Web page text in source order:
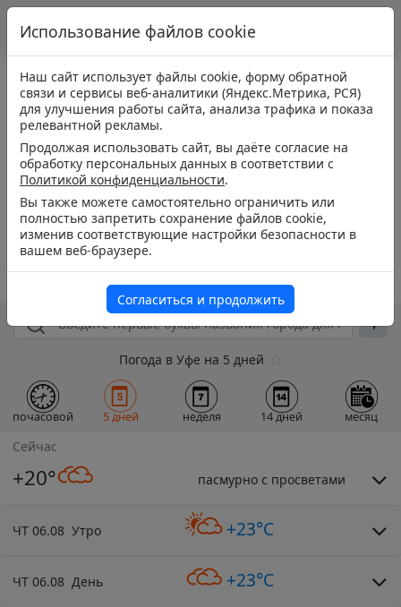
Погода в Уфе на 5 дней
почасовой 5 дней неделя 14 дней месяц
Сейчас
+20° пасмурно с просветами
ЧТ 06.08 Утро +23°C
ЧТ 06.08 День +23°C
Использование файлов cookie
Наш сайт использует файлы cookie, форму обратной
связи и сервисы веб-аналитики (Яндекс.Метрика, РСЯ)
для улучшения работы сайта, анализа трафика и показа
релевантной рекламы.
Продолжая использовать сайт, вы даёте согласие на
обработку персональных данных в соответствии с
Политикой конфиденциальности.
Вы также можете самостоятельно ограничить или
полностью запретить сохранение файлов cookie,
изменив соответствующие настройки безопасности в
вашем веб-браузере.
Согласиться и продолжить